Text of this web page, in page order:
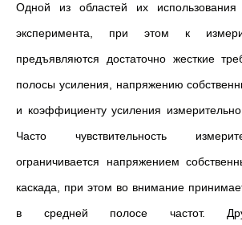
Одной из областей их использования
эксперимента, при этом к
предъявляются достаточно жесткие
полосы усиления, напряжению
и коэффициенту усиления
Часто чувствительность
ограничивается напряжением
каскада, при этом во внимание
в средней полосе частот.